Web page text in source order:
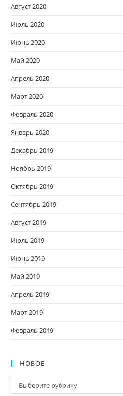
Август 2020
Июль 2020
Июнь 2020
Май 2020
Апрель 2020
Март 2020
Февраль 2020
Январь 2020
Декабрь 2019
Ноябрь 2019
Октябрь 2019
Сентябрь 2019
Август 2019
Июль 2019
Июнь 2019
Май 2019
Апрель 2019
Март 2019
Февраль 2019
НОВОЕ
Новое
Выберите рубрику